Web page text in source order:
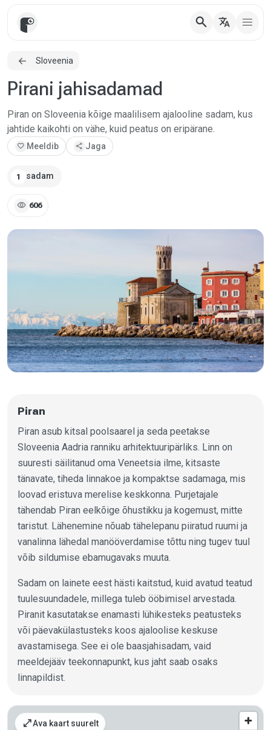
search translate
Sloveenia
Pirani jahisadamad
Piran on Sloveenia kõige maalilisem ajalooline sadam, kus
jahtide kaikohti on vähe, kuid peatus on eripärane.
favorite Meeldib share Jaga
1 sadam
visibility 606
Piran
Piran asub kitsal poolsaarel ja seda peetakse
Sloveenia Aadria ranniku arhitektuuripärliks. Linn on
suuresti säilitanud oma Veneetsia ilme, kitsaste
tänavate, tiheda linnakoe ja kompaktse sadamaga, mis
loovad eristuva merelise keskkonna. Purjetajale
tähendab Piran eelkõige õhustikku ja kogemust, mitte
taristut. Lähenemine nõuab tähelepanu piiratud ruumi ja
vanalinna lähedal manööverdamise tõttu ning tugev tuul
võib sildumise ebamugavaks muuta.
Sadam on lainete eest hästi kaitstud, kuid avatud teatud
tuulesuundadele, millega tuleb ööbimisel arvestada.
Piranit kasutatakse enamasti lühikesteks peatusteks
või päevakülastusteks koos ajaloolise keskuse
avastamisega. See ei ole baasjahisadam, vaid
meeldejääv teekonnapunkt, kus jaht saab osaks
linnapildist.
Kohad kaardil
open_in_fullAva kaart suurelt